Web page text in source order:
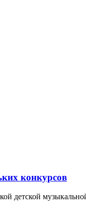
конкурсов
детской